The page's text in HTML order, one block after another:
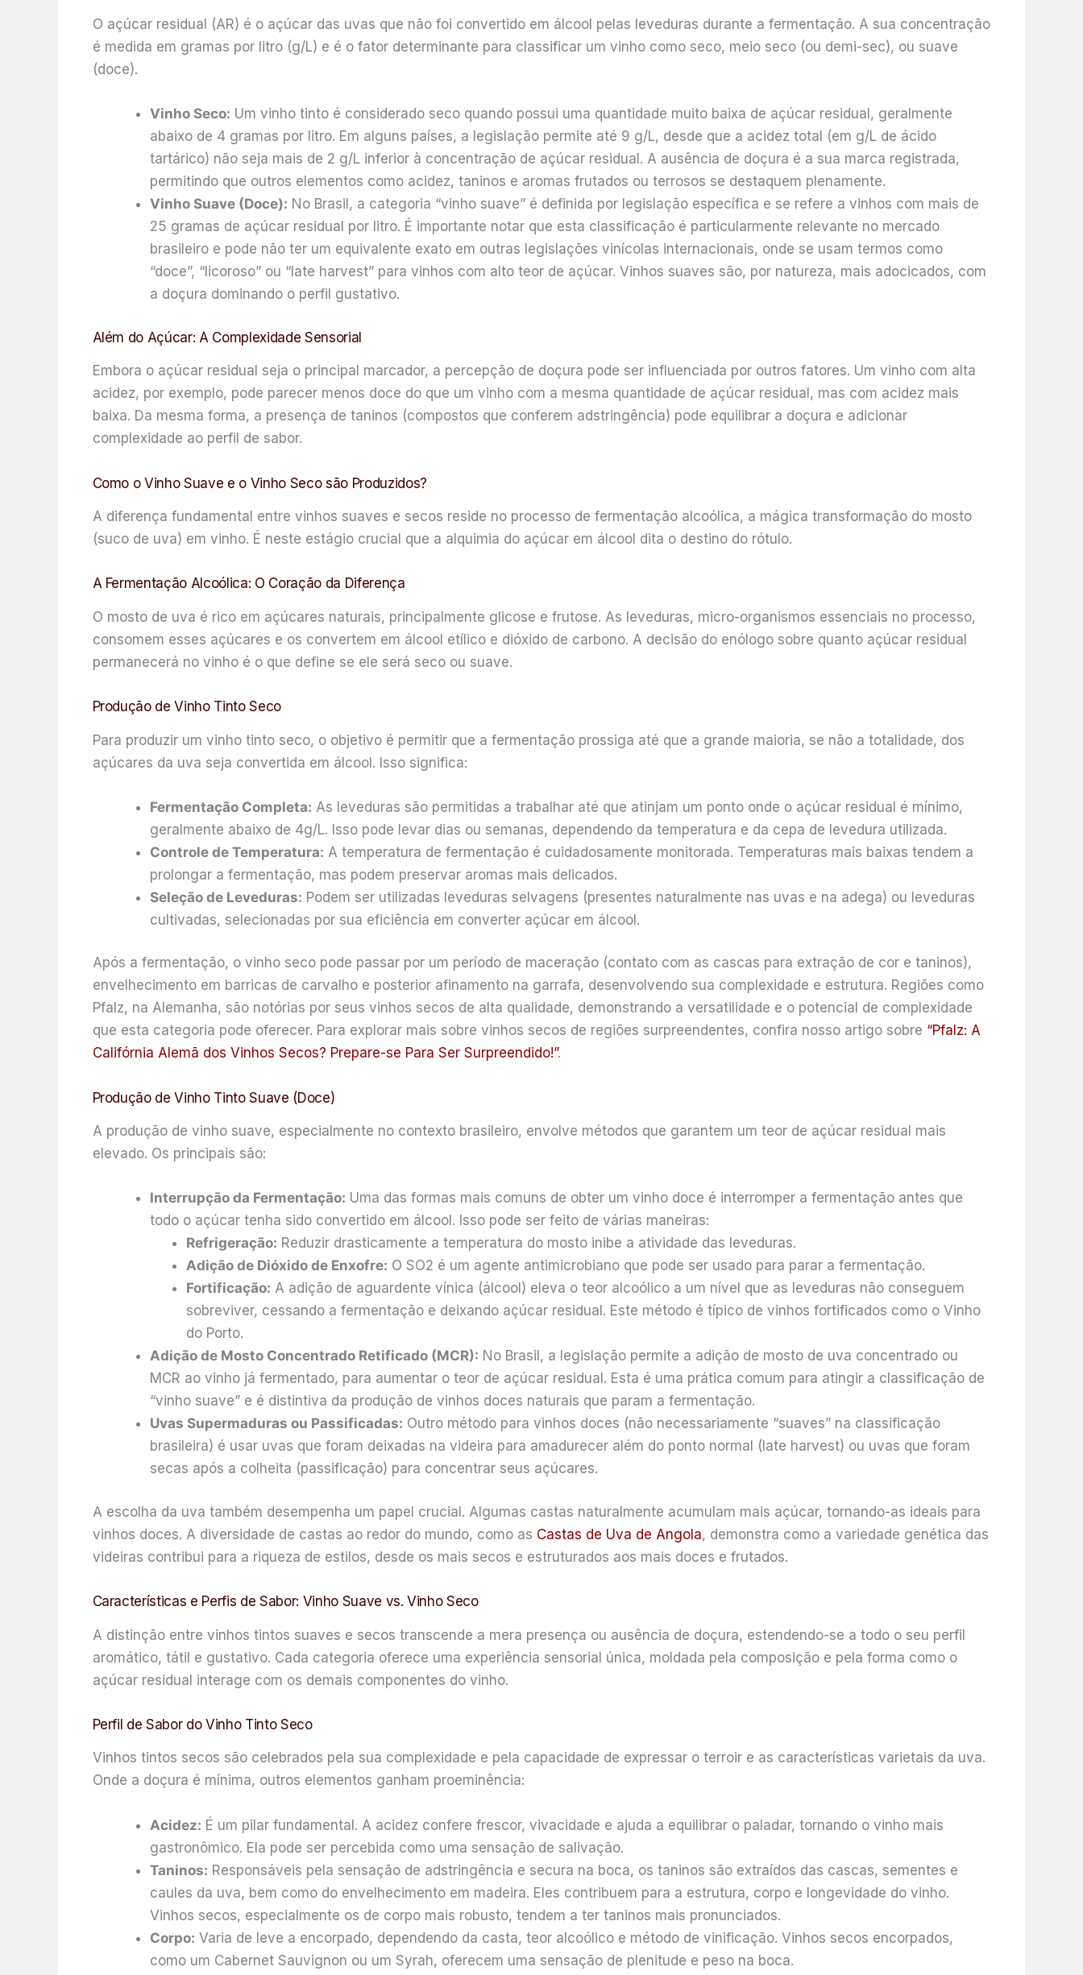
O açúcar residual (AR) é o açúcar das uvas que não foi convertido em álcool pelas leveduras durante a fermentação. A sua concentração
é medida em gramas por litro (g/L) e é o fator determinante para classificar um vinho como seco, meio seco (ou demi-sec), ou suave
(doce).
Vinho Seco: Um vinho tinto é considerado seco quando possui uma quantidade muito baixa de açúcar residual, geralmente
abaixo de 4 gramas por litro. Em alguns países, a legislação permite até 9 g/L, desde que a acidez total (em g/L de ácido
tartárico) não seja mais de 2 g/L inferior à concentração de açúcar residual. A ausência de doçura é a sua marca registrada,
permitindo que outros elementos como acidez, taninos e aromas frutados ou terrosos se destaquem plenamente.
Vinho Suave (Doce): No Brasil, a categoria “vinho suave” é definida por legislação específica e se refere a vinhos com mais de
25 gramas de açúcar residual por litro. É importante notar que esta classificação é particularmente relevante no mercado
brasileiro e pode não ter um equivalente exato em outras legislações vinícolas internacionais, onde se usam termos como
“doce”, “licoroso” ou “late harvest” para vinhos com alto teor de açúcar. Vinhos suaves são, por natureza, mais adocicados, com
a doçura dominando o perfil gustativo.
Além do Açúcar: A Complexidade Sensorial
Embora o açúcar residual seja o principal marcador, a percepção de doçura pode ser influenciada por outros fatores. Um vinho com alta
acidez, por exemplo, pode parecer menos doce do que um vinho com a mesma quantidade de açúcar residual, mas com acidez mais
baixa. Da mesma forma, a presença de taninos (compostos que conferem adstringência) pode equilibrar a doçura e adicionar
complexidade ao perfil de sabor.
Como o Vinho Suave e o Vinho Seco são Produzidos?
A diferença fundamental entre vinhos suaves e secos reside no processo de fermentação alcoólica, a mágica transformação do mosto
(suco de uva) em vinho. É neste estágio crucial que a alquimia do açúcar em álcool dita o destino do rótulo.
A Fermentação Alcoólica: O Coração da Diferença
O mosto de uva é rico em açúcares naturais, principalmente glicose e frutose. As leveduras, micro-organismos essenciais no processo,
consomem esses açúcares e os convertem em álcool etílico e dióxido de carbono. A decisão do enólogo sobre quanto açúcar residual
permanecerá no vinho é o que define se ele será seco ou suave.
Produção de Vinho Tinto Seco
Para produzir um vinho tinto seco, o objetivo é permitir que a fermentação prossiga até que a grande maioria, se não a totalidade, dos
açúcares da uva seja convertida em álcool. Isso significa:
Fermentação Completa: As leveduras são permitidas a trabalhar até que atinjam um ponto onde o açúcar residual é mínimo,
geralmente abaixo de 4g/L. Isso pode levar dias ou semanas, dependendo da temperatura e da cepa de levedura utilizada.
Controle de Temperatura: A temperatura de fermentação é cuidadosamente monitorada. Temperaturas mais baixas tendem a
prolongar a fermentação, mas podem preservar aromas mais delicados.
Seleção de Leveduras: Podem ser utilizadas leveduras selvagens (presentes naturalmente nas uvas e na adega) ou leveduras
cultivadas, selecionadas por sua eficiência em converter açúcar em álcool.
Após a fermentação, o vinho seco pode passar por um período de maceração (contato com as cascas para extração de cor e taninos),
envelhecimento em barricas de carvalho e posterior afinamento na garrafa, desenvolvendo sua complexidade e estrutura. Regiões como
Pfalz, na Alemanha, são notórias por seus vinhos secos de alta qualidade, demonstrando a versatilidade e o potencial de complexidade
que esta categoria pode oferecer. Para explorar mais sobre vinhos secos de regiões surpreendentes, confira nosso artigo sobre “Pfalz: A
Califórnia Alemã dos Vinhos Secos? Prepare-se Para Ser Surpreendido!”.
Produção de Vinho Tinto Suave (Doce)
A produção de vinho suave, especialmente no contexto brasileiro, envolve métodos que garantem um teor de açúcar residual mais
elevado. Os principais são:
Interrupção da Fermentação: Uma das formas mais comuns de obter um vinho doce é interromper a fermentação antes que
todo o açúcar tenha sido convertido em álcool. Isso pode ser feito de várias maneiras:
Refrigeração: Reduzir drasticamente a temperatura do mosto inibe a atividade das leveduras.
Adição de Dióxido de Enxofre: O SO2 é um agente antimicrobiano que pode ser usado para parar a fermentação.
Fortificação: A adição de aguardente vínica (álcool) eleva o teor alcoólico a um nível que as leveduras não conseguem
sobreviver, cessando a fermentação e deixando açúcar residual. Este método é típico de vinhos fortificados como o Vinho
do Porto.
Adição de Mosto Concentrado Retificado (MCR): No Brasil, a legislação permite a adição de mosto de uva concentrado ou
MCR ao vinho já fermentado, para aumentar o teor de açúcar residual. Esta é uma prática comum para atingir a classificação de
“vinho suave” e é distintiva da produção de vinhos doces naturais que param a fermentação.
Uvas Supermaduras ou Passificadas: Outro método para vinhos doces (não necessariamente “suaves” na classificação
brasileira) é usar uvas que foram deixadas na videira para amadurecer além do ponto normal (late harvest) ou uvas que foram
secas após a colheita (passificação) para concentrar seus açúcares.
A escolha da uva também desempenha um papel crucial. Algumas castas naturalmente acumulam mais açúcar, tornando-as ideais para
vinhos doces. A diversidade de castas ao redor do mundo, como as Castas de Uva de Angola, demonstra como a variedade genética das
videiras contribui para a riqueza de estilos, desde os mais secos e estruturados aos mais doces e frutados.
Características e Perfis de Sabor: Vinho Suave vs. Vinho Seco
A distinção entre vinhos tintos suaves e secos transcende a mera presença ou ausência de doçura, estendendo-se a todo o seu perfil
aromático, tátil e gustativo. Cada categoria oferece uma experiência sensorial única, moldada pela composição e pela forma como o
açúcar residual interage com os demais componentes do vinho.
Perfil de Sabor do Vinho Tinto Seco
Vinhos tintos secos são celebrados pela sua complexidade e pela capacidade de expressar o terroir e as características varietais da uva.
Onde a doçura é mínima, outros elementos ganham proeminência:
Acidez: É um pilar fundamental. A acidez confere frescor, vivacidade e ajuda a equilibrar o paladar, tornando o vinho mais
gastronômico. Ela pode ser percebida como uma sensação de salivação.
Taninos: Responsáveis pela sensação de adstringência e secura na boca, os taninos são extraídos das cascas, sementes e
caules da uva, bem como do envelhecimento em madeira. Eles contribuem para a estrutura, corpo e longevidade do vinho.
Vinhos secos, especialmente os de corpo mais robusto, tendem a ter taninos mais pronunciados.
Corpo: Varia de leve a encorpado, dependendo da casta, teor alcoólico e método de vinificação. Vinhos secos encorpados,
como um Cabernet Sauvignon ou um Syrah, oferecem uma sensação de plenitude e peso na boca.